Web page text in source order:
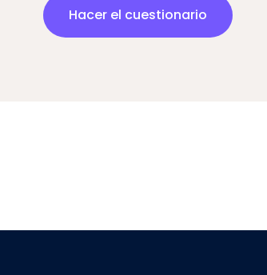
Hacer el cuestionario